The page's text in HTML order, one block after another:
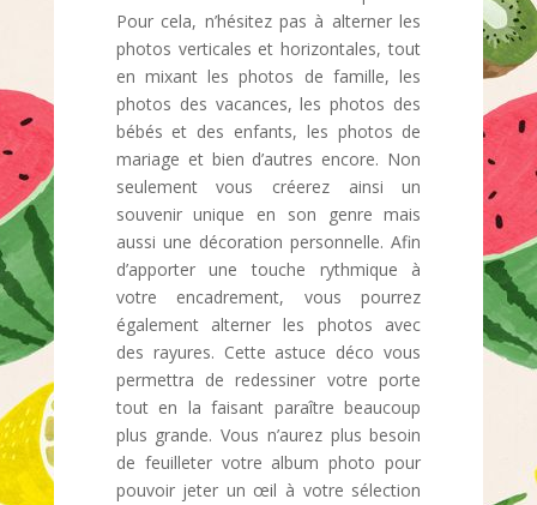
Pour cela, n’hésitez pas à alterner les
photos verticales et horizontales, tout
en mixant les photos de famille, les
photos des vacances, les photos des
bébés et des enfants, les photos de
mariage et bien d’autres encore. Non
seulement vous créerez ainsi un
souvenir unique en son genre mais
aussi une décoration personnelle. Afin
d’apporter une touche rythmique à
votre encadrement, vous pourrez
également alterner les photos avec
des rayures. Cette astuce déco vous
permettra de redessiner votre porte
tout en la faisant paraître beaucoup
plus grande. Vous n’aurez plus besoin
de feuilleter votre album photo pour
pouvoir jeter un œil à votre sélection